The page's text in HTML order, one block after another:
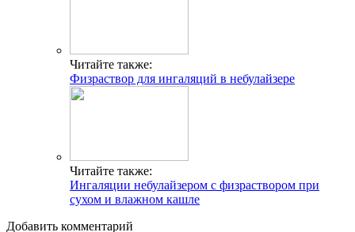
Читайте также:
Физраствор для ингаляций в небулайзере
Читайте также:
Ингаляции небулайзером с физраствором при
сухом и влажном кашле
Добавить комментарий